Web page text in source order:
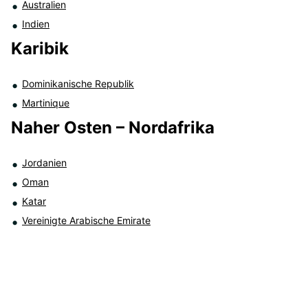
Australien
Indien
Karibik
Dominikanische Republik
Martinique
Naher Osten – Nordafrika
Jordanien
Oman
Katar
Vereinigte Arabische Emirate